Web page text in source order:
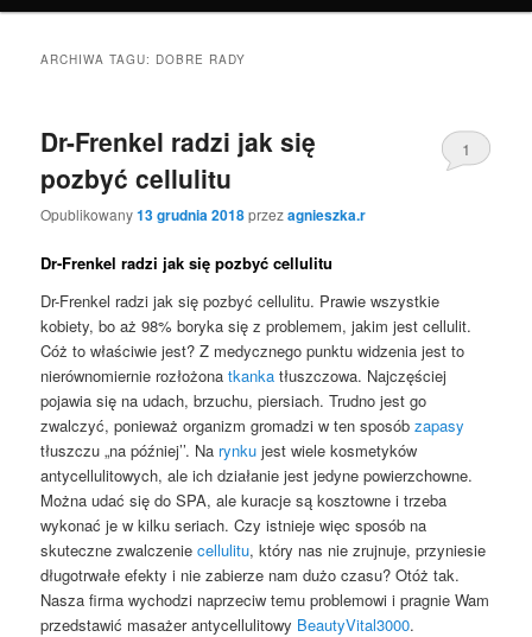
ARCHIWA TAGU: DOBRE RADY
Dr-Frenkel radzi jak się
pozbyć cellulitu
Opublikowany13 grudnia 2018przezagnieszka.r
1
Dr-Frenkel radzi jak się pozbyć cellulitu
Dr-Frenkel radzi jak się pozbyć cellulitu. Prawie wszystkie
kobiety, bo aż 98% boryka się z problemem, jakim jest cellulit.
Cóż to właściwie jest? Z medycznego punktu widzenia jest to
nierównomiernie rozłożonatkanka tłuszczowa. Najczęściej
pojawia się na udach, brzuchu, piersiach. Trudno jest go
zwalczyć, ponieważ organizm gromadzi w ten sposóbzapasy
tłuszczu „na później’’. Na rynku jest wiele kosmetyków
antycellulitowych, ale ich działanie jest jedyne powierzchowne.
Można udać się do SPA, ale kuracje są kosztowne i trzeba
wykonać je w kilku seriach. Czy istnieje więc sposób na
skuteczne zwalczeniecellulitu, który nas nie zrujnuje, przyniesie
długotrwałe efekty i nie zabierze nam dużo czasu? Otóż tak.
Nasza firma wychodzi naprzeciw temu problemowi i pragnie Wam
przedstawić masażer antycellulitowy BeautyVital3000.